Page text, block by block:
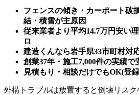
フェンスの傾き・カーポート破
結・積雪が主原因
従来業者より平均14.7万円安い
ロ
建造くんなら岩手県33市町村対
創業37年・施工7,000件の実績で
見積もり・相談だけでもOK(登
外構トラブルは放置すると倒壊リス